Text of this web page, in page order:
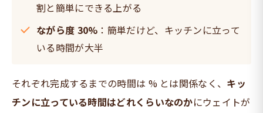
割と簡単にできる上がる
ながら度 30% ：簡単だけど、キッチンに立って
いる時間が大半
それぞれ完成するまでの時間は % とは関係なく、 キッ
チンに立っている時間はどれくらいなのかにウェイトが